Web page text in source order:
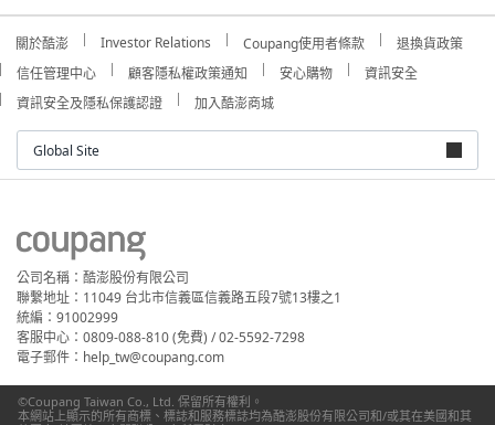
關於酷澎 Investor Relations Coupang使用者條款
退換貨政策
信任管理中心
顧客隱私權政策通知 安心購物
資訊安全
資訊安全及隱私保護認證
加入酷澎商城
Global Site
公司名稱：酷澎股份有限公司
聯繫地址：11049 台北市信義區信義路五段7號13樓之1
統編：91002999
客服中心：0809-088-810 (免費) / 02-5592-7298
電子郵件：help_tw@coupang.com
©Coupang Taiwan Co., Ltd. 保留所有權利。
本網站上顯示的所有商標、標誌和服務標誌均為酷澎股份有限公司和/或其在美國和其